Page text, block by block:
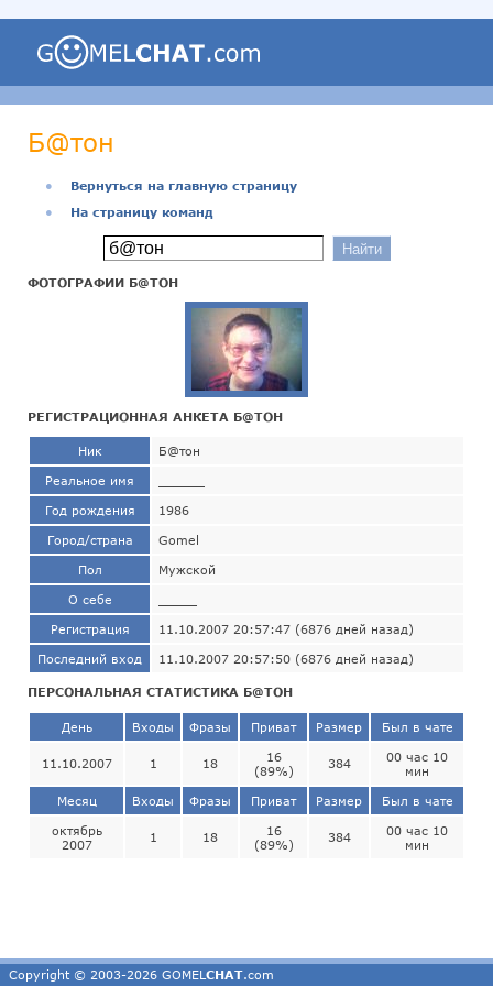
Б@тон
●
Вернуться на главную страницу
●
На страницу команд
ФОТОГРАФИИ Б@ТОН
РЕГИСТРАЦИОННАЯ АНКЕТА Б@ТОН
Ник Б@тон
Реальное имя
Год рождения 1986
Город/страна Gomel
Пол Мужской
О себе
Регистрация 11.10.2007 20:57:47 (6876 дней назад)
Последний вход 11.10.2007 20:57:50 (6876 дней назад)
ПЕРСОНАЛЬНАЯ СТАТИСТИКА Б@ТОН
День Входы Фразы Приват Размер Был в чате
11.10.2007 1 18
16
(89%)
384
00 час 10
мин
Месяц Входы Фразы Приват Размер Был в чате
октябрь
2007
1 18
16
(89%)
384
00 час 10
мин
Copyright © 2003-2026 GOMEL CHAT.com